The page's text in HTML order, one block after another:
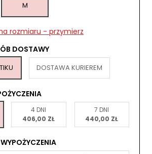
M
rozmiaru - przymierz
DOSTAWY
DOSTAWA KURIEREM
4 DNI
406,00 ZŁ
7 DNI
440,00 ZŁ